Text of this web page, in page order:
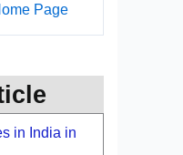
Page
in India in